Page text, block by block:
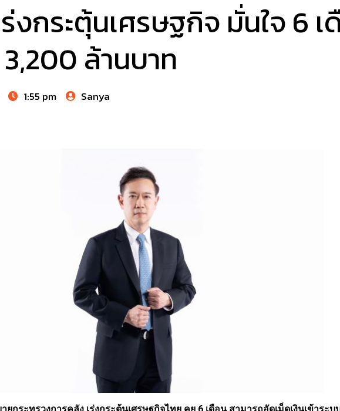
งกระตุ้นเศรษฐกิจ มั่นใจ 6 เ
ล้านบาท
1:55 pm Sanya